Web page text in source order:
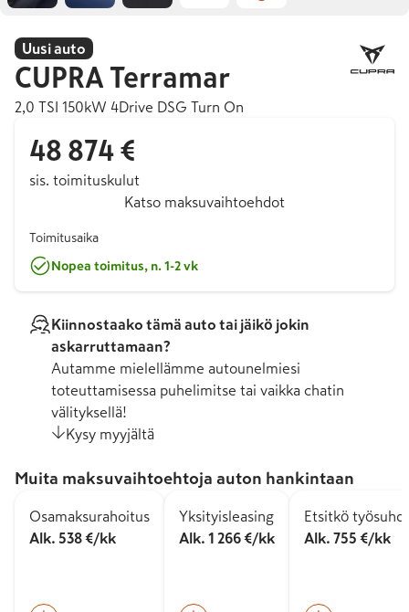
Uusi auto
CUPRA Terramar
2,0 TSI 150kW 4Drive DSG Turn On
48 874 €
sis. toimituskulut
Katso maksuvaihtoehdot
Toimitusaika
Nopea toimitus, n. 1-2 vk
Kiinnostaako tämä auto tai jäikö jokin
askarruttamaan?
Autamme mielellämme autounelmiesi
toteuttamisessa puhelimitse tai vaikka chatin
välityksellä!
Kysy myyjältä
Muita maksuvaihtoehtoja auton hankintaan
Osamaksurahoitus
Alk. 538 €/kk
Yksityisleasing
Alk. 1 266 €/kk
Etsitkö
Alk. 755 €/kk